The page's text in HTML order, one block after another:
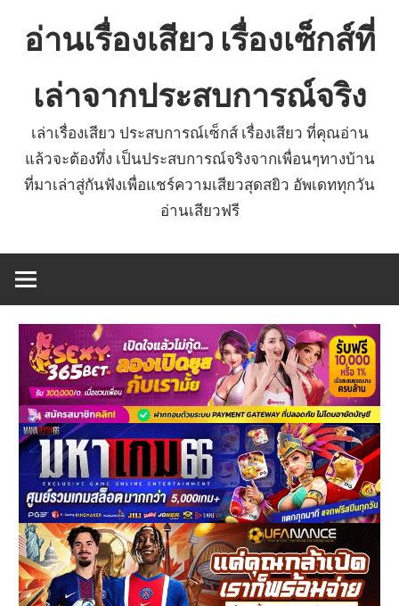
อ่านเรื่องเสียว เรื่องเซ็กส์ที่
เล่าจากประสบการณ์จริง
เล่าเรื่องเสียว ประสบการณ์เซ็กส์ เรื่องเสียว ที่คุณอ่าน
แล้วจะต้องทึ่ง เป็นประสบการณ์จริงจากเพื่อนๆทางบ้าน
ที่มาเล่าสู่กันฟังเพื่อแชร์ความเสียวสุดสยิว อัพเดททุกวัน
อ่านเสียวฟรี